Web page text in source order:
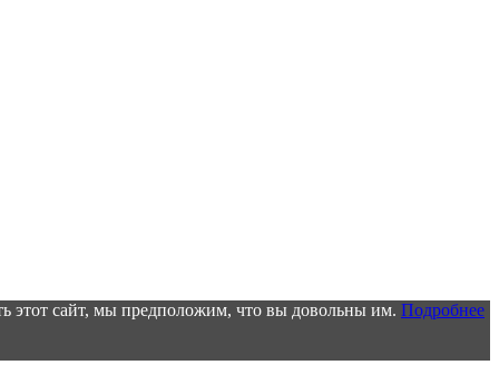
этот сайт, мы предположим, что вы довольны им. Подробнее